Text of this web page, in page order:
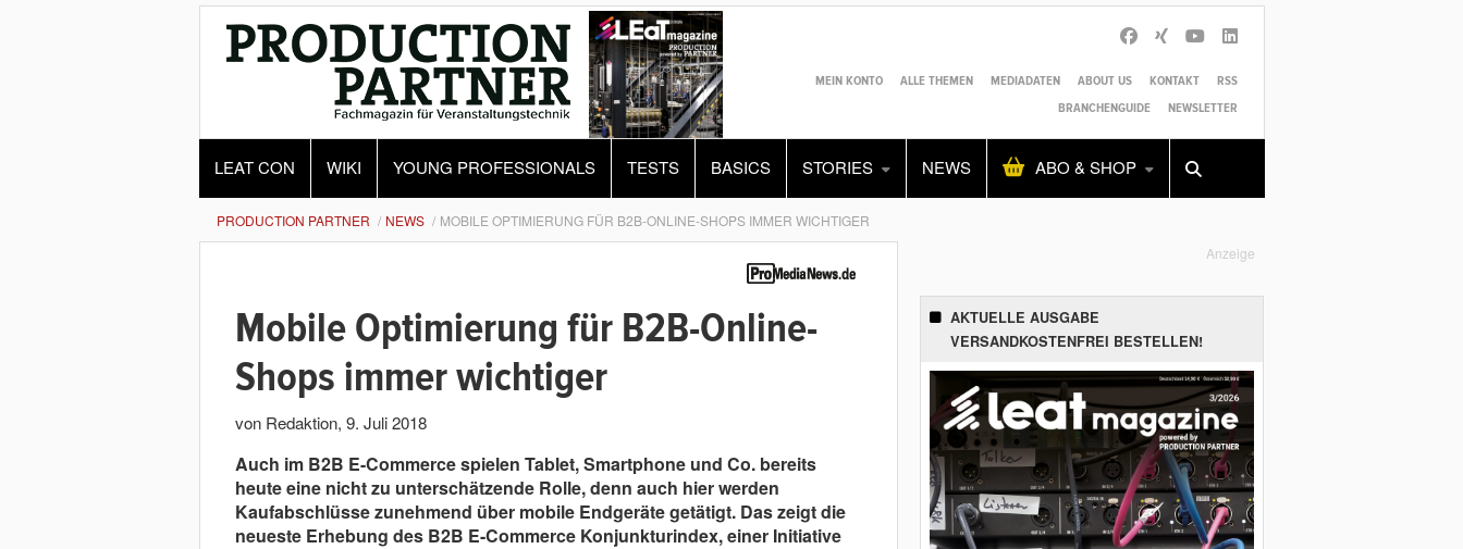
MEIN KONTO ALLE THEMEN MEDIADATEN ABOUT US KONTAKT
RSS
BRANCHENGUIDE
NEWSLETTER
LEAT CON WIKI YOUNG PROFESSIONALS TESTS BASICS STORIES NEWS ABO & SHOP
Alles Shop SUCHEN
PRODUCTION PARTNER NEWS MOBILE OPTIMIERUNG FÜR B2B-ONLINE-SHOPS IMMER WICHTIGER
Mobile Optimierung für B2B-Online-
Shops immer wichtiger
von Redaktion, 9. Juli 2018
Auch im B2B E-Commerce spielen Tablet, Smartphone und Co. bereits
heute eine nicht zu unterschätzende Rolle, denn auch hier werden
Kaufabschlüsse zunehmend über mobile Endgeräte getätigt. Das zeigt die
neueste Erhebung des B2B E-Commerce Konjunkturindex, einer Initiative
Anzeige
AKTUELLE AUSGABE
VERSANDKOSTENFREI BESTELLEN!